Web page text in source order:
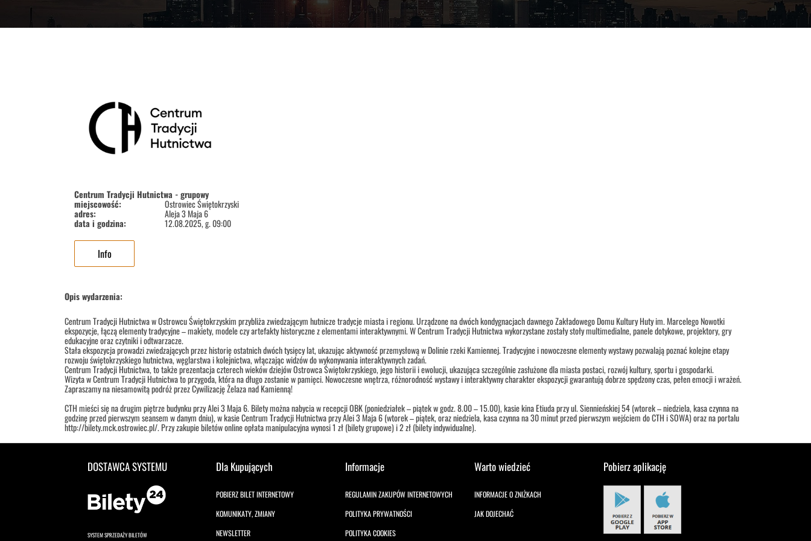
Centrum Tradycji Hutnictwa - grupowy
miejscowość: Ostrowiec Świętokrzyski
adres: Aleja 3 Maja 6
data i godzina: 12.08.2025, g. 09:00
Info
Opis wydarzenia:
Centrum Tradycji Hutnictwa w Ostrowcu Świętokrzyskim przybliża zwiedzającym hutnicze tradycje miasta i regionu. Urządzone na dwóch kondygnacjach dawnego Zakładowego Domu Kultury Huty im. Marcelego Nowotki
ekspozycje, łączą elementy tradycyjne – makiety, modele czy artefakty historyczne z elementami interaktywnymi. W Centrum Tradycji Hutnictwa wykorzystane zostały stoły multimedialne, panele dotykowe, projektory, gry
edukacyjne oraz czytniki i odtwarzacze.
Stała ekspozycja prowadzi zwiedzających przez historię ostatnich dwóch tysięcy lat, ukazując aktywność przemysłową w Dolinie rzeki Kamiennej. Tradycyjne i nowoczesne elementy wystawy pozwalają poznać kolejne etapy
rozwoju świętokrzyskiego hutnictwa, węglarstwa i kolejnictwa, włączając widzów do wykonywania interaktywnych zadań.
Centrum Tradycji Hutnictwa, to także prezentacja czterech wieków dziejów Ostrowca Świętokrzyskiego, jego historii i ewolucji, ukazująca szczególnie zasłużone dla miasta postaci, rozwój kultury, sportu i gospodarki.
Wizyta w Centrum Tradycji Hutnictwa to przygoda, która na długo zostanie w pamięci. Nowoczesne wnętrza, różnorodność wystawy i interaktywny charakter ekspozycji gwarantują dobrze spędzony czas, pełen emocji i wrażeń.
Zapraszamy na niesamowitą podróż przez Cywilizację Żelaza nad Kamienną!
CTH mieści się na drugim piętrze budynku przy Alei 3 Maja 6. Bilety można nabycia w recepcji OBK (poniedziałek – piątek w godz. 8.00 – 15.00), kasie kina Etiuda przy ul. Siennieńskiej 54 (wtorek – niedziela, kasa czynna na
godzinę przed pierwszym seansem w danym dniu), w kasie Centrum Tradycji Hutnictwa przy Alei 3 Maja 6 (wtorek – piątek, oraz niedziela, kasa czynna na 30 minut przed pierwszym wejściem do CTH i SOWA) oraz na portalu
http://bilety.mck.ostrowiec.pl/. Przy zakupie biletów online opłata manipulacyjna wynosi 1 zł (bilety grupowe) i 2 zł (bilety indywidualne).
Godziny wejść:
dla grup zorganizowanych
wtorek – piątek w godz.: 9.00 - 11.00; 11.30 – 13.30
poniedziałek i sobota – nieczynne
* niedziela – po wcześniejszym ustaleniu telefonicznie.
DOSTAWCA SYSTEMU
SYSTEM SPRZEDAŻY BILETÓW
Dla Kupujących
POBIERZ BILET INTERNETOWY
KOMUNIKATY, ZMIANY
NEWSLETTER
Informacje
REGULAMIN ZAKUPÓW INTERNETOWYCH
POLITYKA PRYWATNOŚCI
POLITYKA COOKIES
Warto wiedzieć
INFORMACJE O ZNIŻKACH
JAK DOJECHAĆ
Pobierz aplikację